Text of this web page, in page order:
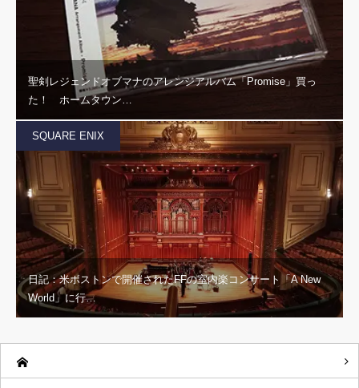
聖剣レジェンドオブマナのアレンジアルバム「Promise」買っ
た！ ホームタウン…
SQUARE ENIX
日記：米ボストンで開催されたFFの室内楽コンサート「A New
World」に行…